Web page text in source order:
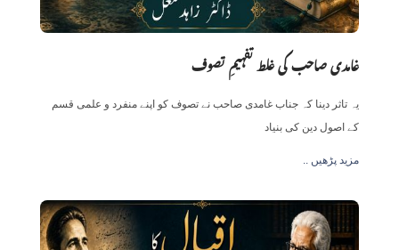
غامدی صاحب کی غلط تفہیمِ تصوف
یہ تاثر دینا کہ جناب غامدی صاحب نے تصوف کو اپنے منفرد و علمی قسم
کے اصول دین کی بنیاد
.. مزید پڑھیں